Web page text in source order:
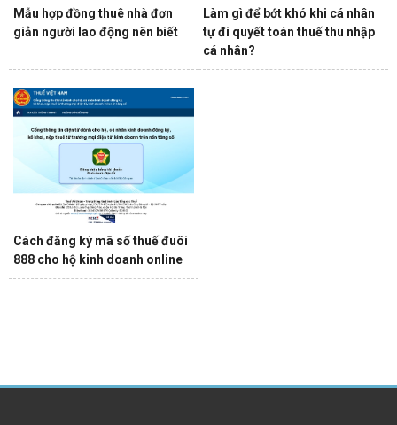
Mẫu hợp đồng thuê nhà đơn
giản người lao động nên biết
Làm gì để bớt khó khi cá nhân
tự đi quyết toán thuế thu nhập
cá nhân?
Cách đăng ký mã số thuế đuôi
888 cho hộ kinh doanh online